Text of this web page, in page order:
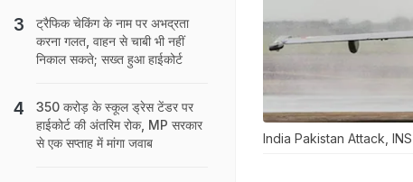
India Pakistan Attack, INS
ट्रैफिक चेकिंग के नाम पर अभद्रता
करना गलत, वाहन से चाबी भी नहीं
निकाल सकते; सख्त हुआ हाईकोर्ट
350 करोड़ के स्कूल ड्रेस टेंडर पर
हाईकोर्ट की अंतरिम रोक, MP सरकार
से एक सप्ताह में मांगा जवाब